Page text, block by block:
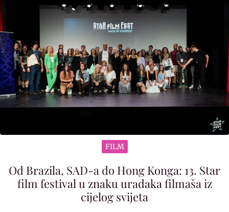
FILM
Od Brazila, SAD-a do Hong Konga: 13. Star
film festival u znaku uradaka filmaša iz
cijelog svijeta